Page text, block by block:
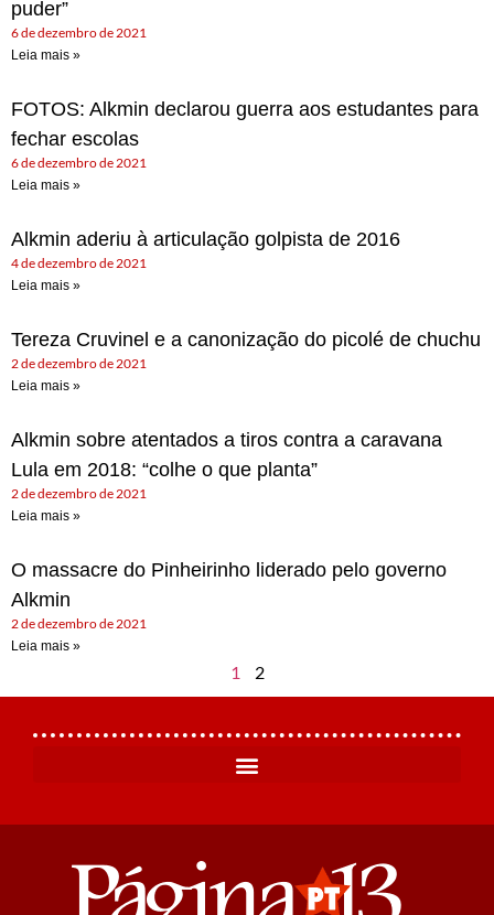
puder”
6 de dezembro de 2021
Leia mais »
FOTOS: Alkmin declarou guerra aos estudantes para
fechar escolas
6 de dezembro de 2021
Leia mais »
Alkmin aderiu à articulação golpista de 2016
4 de dezembro de 2021
Leia mais »
Tereza Cruvinel e a canonização do picolé de chuchu
2 de dezembro de 2021
Leia mais »
Alkmin sobre atentados a tiros contra a caravana
Lula em 2018: “colhe o que planta”
2 de dezembro de 2021
Leia mais »
O massacre do Pinheirinho liderado pelo governo
Alkmin
2 de dezembro de 2021
Leia mais »
1 2